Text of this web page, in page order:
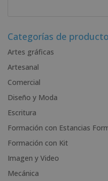
r
a
t
i
e
:
Categorías de
Artes gráficas
Artesanal
Comercial
Diseño y Moda
Escritura
Formación con Estancias
Formación con Kit
Imagen y Video
Mecánica